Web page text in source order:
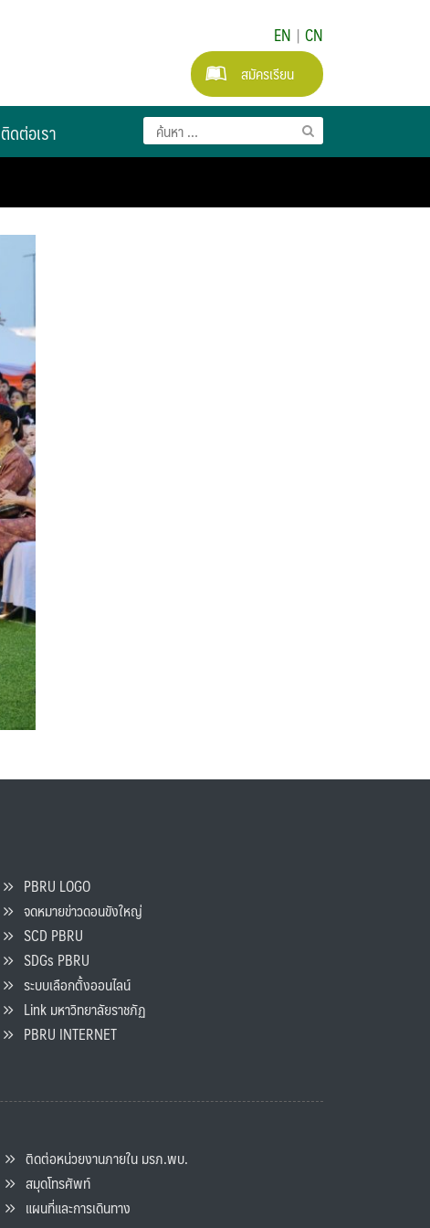
EN | CN
สมัครเรียน
ติดต่อเรา
PBRU LOGO
จดหมายข่าวดอนขังใหญ่
SCD PBRU
SDGs PBRU
ระบบเลือกตั้งออนไลน์
Link มหาวิทยาลัยราชภัฏ
PBRU INTERNET
ติดต่อหน่วยงานภายใน มรภ.พบ.
สมุดโทรศัพท์
แผนที่และการเดินทาง